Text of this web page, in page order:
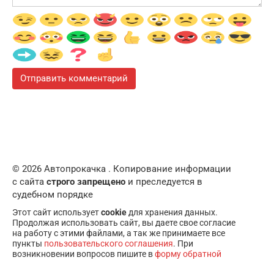
© 2026 Автопрокачка . Копирование информации
с сайта строго запрещено и преследуется в
судебном порядке
Этот сайт используетcookie для хранения данных.
Продолжая использовать сайт, вы даете свое согласие
на работу с этими файлами, а так же принимаете все
пункты пользовательского соглашения. При
возникновении вопросов пишите вформу обратной